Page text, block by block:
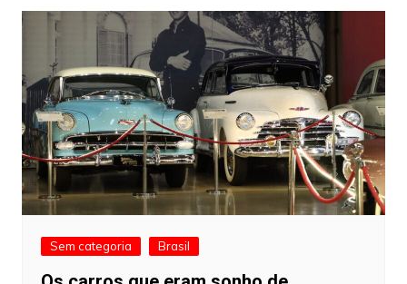
Sem categoria Brasil